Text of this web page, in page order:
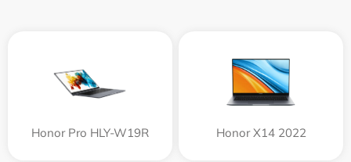
Honor Pro HLY-W19R Honor X14 2022